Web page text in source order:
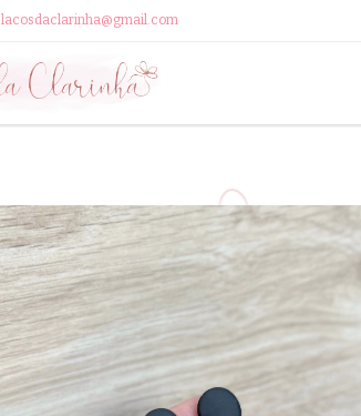
lacosdaclarinha@gmail.com